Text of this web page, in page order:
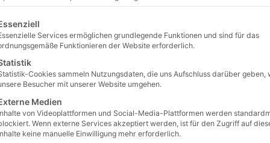
Gewicht &
Breite
eine Liste der Service-Gruppen, für die eine
Services ermöglichen grundlegende Funktionen und sind für das
Funktionieren der Website erforderlich.
Cookies sammeln Nutzungsdaten, die uns Aufschluss darüber geben,
Besucher mit unserer Website umgehen.
Medien
von Videoplattformen und Social-Media-Plattformen werden
Wenn externe Services akzeptiert werden, ist für den Zugriff auf
keine manuelle Einwilligung mehr erforderlich.